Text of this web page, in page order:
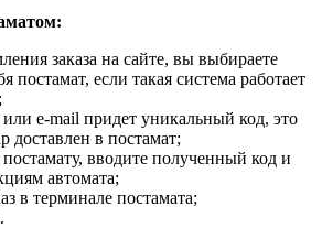
заказа на сайте, вы выбираете
постамат, если такая система работает
e-mail придет уникальный код, это
доставлен в постамат;
вводите полученный код и
автомата;
в терминале постамата;